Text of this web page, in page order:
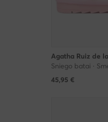
Agatha Ruiz de
Sniego batai ·
45,95 €